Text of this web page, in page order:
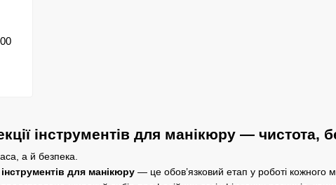
інструментів для манікюру — чистота,
а й безпека.
для манікюру — це обов’язковий етап у роботі кожного